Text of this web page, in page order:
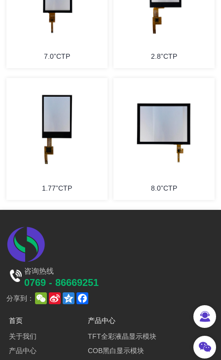
7.0”CTP 2.8”CTP
1.77”CTP 8.0”CTP
咨询热线
0769 - 86669251
分享到： WeChat
Sina
Weibo
Qzone
首页
关于我们
产品中心
产品中心
TFT全彩液晶显示模块
COB黑白显示模块